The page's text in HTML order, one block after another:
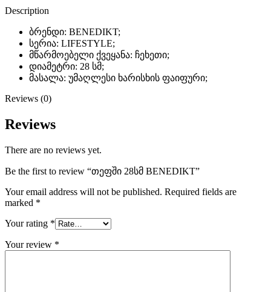
Description
ბრენდი: BENEDIKT;
სერია: LIFESTYLE;
მწარმოებელი ქვეყანა: ჩეხეთი;
დიამეტრი: 28 სმ;
მასალა: უმაღლესი ხარისხის ფაიფური;
Reviews (0)
Reviews
There are no reviews yet.
Be the first to review “თეფში 28სმ BENEDIKT”
Your email address will not be published. Required fields are
marked *
Your rating *
Your review *